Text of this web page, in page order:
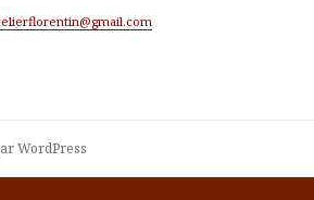
WordPress